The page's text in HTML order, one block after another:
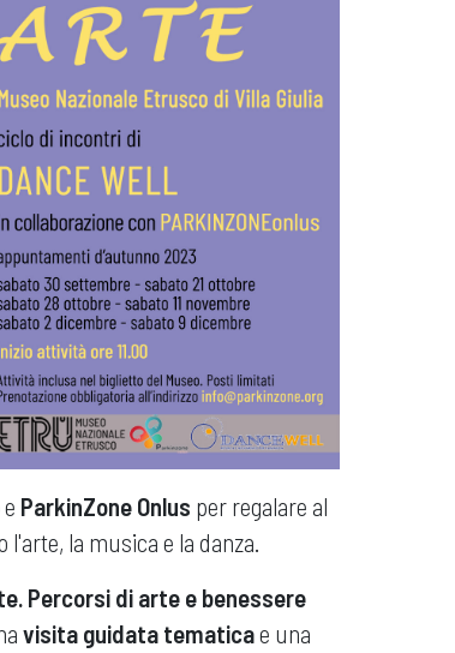
e ParkinZone Onlus per regalare al
la musica e la danza.
Percorsi di arte e benessere
visita guidata tematicae una